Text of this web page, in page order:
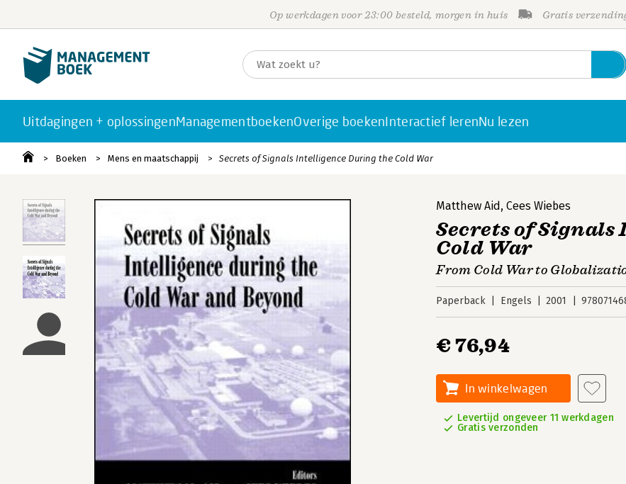
Op werkdagen voor 23:00 besteld, morgen in huis Gratis
Uitdagingen + oplossingenManagementboekenOverige boekenInteractief lerenNu lezen
Boeken Mens en maatschappij Secrets of Signals Intelligence During the Cold War
Matthew Aid,Cees Wiebes
Secrets of
Cold War
From Cold War to
Paperback Engels 2001
€ 76,94
In winkelwagen
Levertijd ongeveer 11 werkdagen
Gratis verzonden